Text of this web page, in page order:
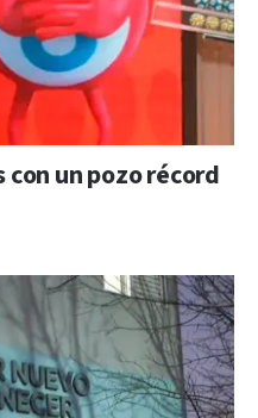
con un pozo récord